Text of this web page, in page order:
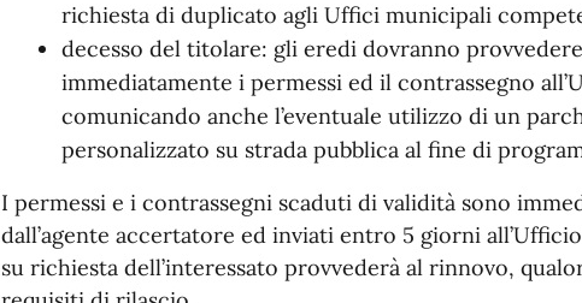
richiesta di duplicato agli Uffici municipali
decesso del titolare: gli eredi dovranno
immediatamente i permessi ed il contrassegno
comunicando anche l’eventuale utilizzo di un
personalizzato su strada pubblica al fine di
I permessi e i contrassegni scaduti di validità sono
dall’agente accertatore ed inviati entro 5 giorni
su richiesta dell’interessato provvederà al rinnovo,